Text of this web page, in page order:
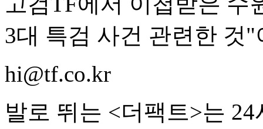
3대 특검 사건 관련한 것
hi@tf.co.kr
발로 뛰는 <더팩트>는